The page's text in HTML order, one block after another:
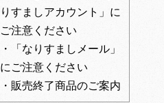
りすましアカウント」に
ご注意ください
・「なりすましメール」
にご注意ください
・販売終了商品のご案内